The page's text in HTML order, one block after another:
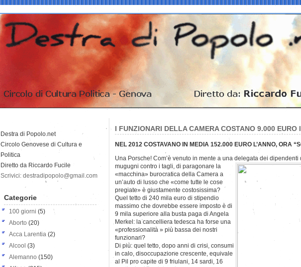
I FUNZIONARI DELLA CAMERA COSTANO 9.000 EURO
NEL 2012 COSTAVANO IN MEDIA 152.000 EURO L’ANNO, ORA
Una Porsche! Com’è venuto in mente a una delegata dei
mugugni contro i tagli, di paragonare la
«macchina» burocratica della Camera a
un’auto di lusso che «come tutte le cose
pregiate» è giustamente costosissima?
Quel tetto di 240 mila euro di stipendio
massimo che dovrebbe essere imposto è di
9 mila superiore alla busta paga di Angela
Merkel: la cancelliera tedesca ha forse una
«professionalità » più bassa dei nostri
funzionari?
Di più: quel tetto, dopo anni di crisi, consumi
in calo, disoccupazione crescente, equivale
al Pil pro capite di 9 friulani, 14 sardi, 16
Destra di Popolo.net
Circolo Genovese di Cultura e
Politica
Diretto da Riccardo Fucile
Scrivici: destradipopolo@gmail.com
Categorie
100 giorni (5)
Aborto (20)
Acca Larentia (2)
Alcool (3)
Alemanno (150)